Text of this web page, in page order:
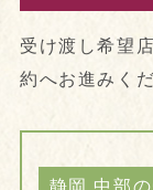
受け渡し希望
約へお進みくだ
静岡 中部